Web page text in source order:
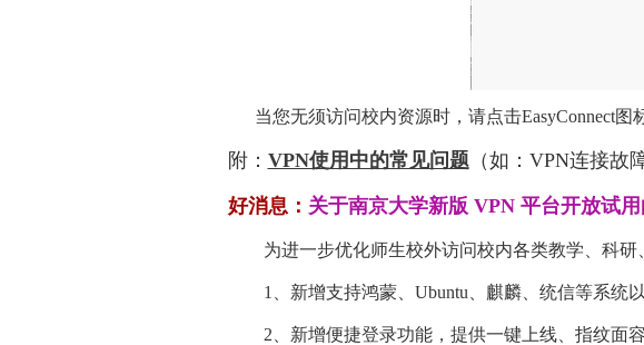
当您无须访问校内资源时，请点击EasyConnect图
附： VPN使用中的常见问题（如：VPN连接故
好消息： 关于南京大学新版 VPN 平台开放试
为进一步优化师生校外访问校内各类教学、科
1、新增支持鸿蒙、Ubuntu、麒麟、统信等系统
2、新增便捷登录功能，提供一键上线、指纹面